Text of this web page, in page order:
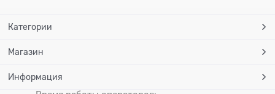
Категории
Магазин
Информация